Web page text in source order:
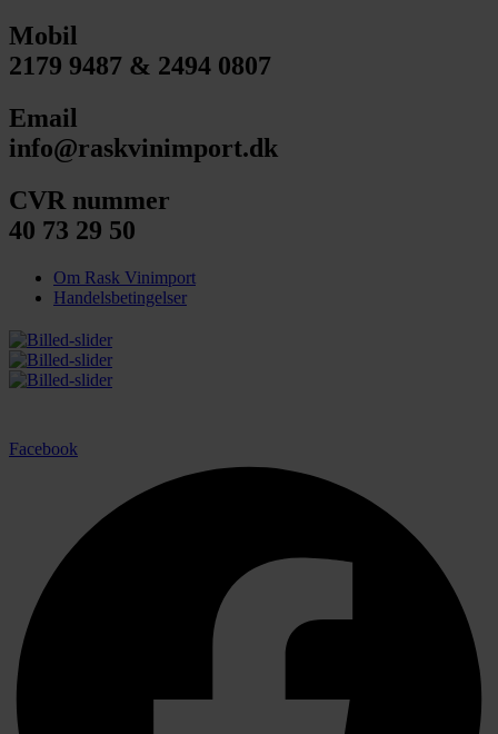
Mobil
2179 9487 & 2494 0807
Email
info@raskvinimport.dk
CVR nummer
40 73 29 50
Om Rask Vinimport
Handelsbetingelser
Facebook